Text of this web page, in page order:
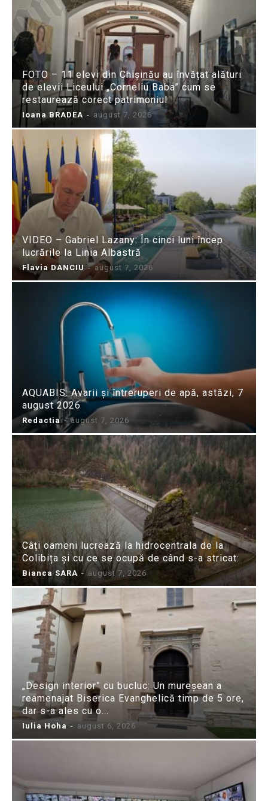
FOTO – 11 elevi din Chișinău au învățat alături
de elevii Liceului „Corneliu Baba” cum se
restaurează corect patrimoniul
Ioana BRADEA - august 7, 2026
VIDEO – Gabriel Lazany: În cinci luni încep
lucrările la Linia Albastră
Flavia DANCIU - august 7, 2026
AQUABIS: Avarii și întreruperi de apă, astăzi, 7
august 2026
Redactia - august 7, 2026
Câți oameni lucrează la hidrocentrala de la
Colibița și cu ce se ocupă de când s-a stricat:
Bianca SARA - august 7, 2026
„Design interior” cu bucluc: Un mureșean a
reamenajat Biserica Evanghelică timp de 5 ore,
dar s-a ales cu o...
Iulia Hoha - august 6, 2026